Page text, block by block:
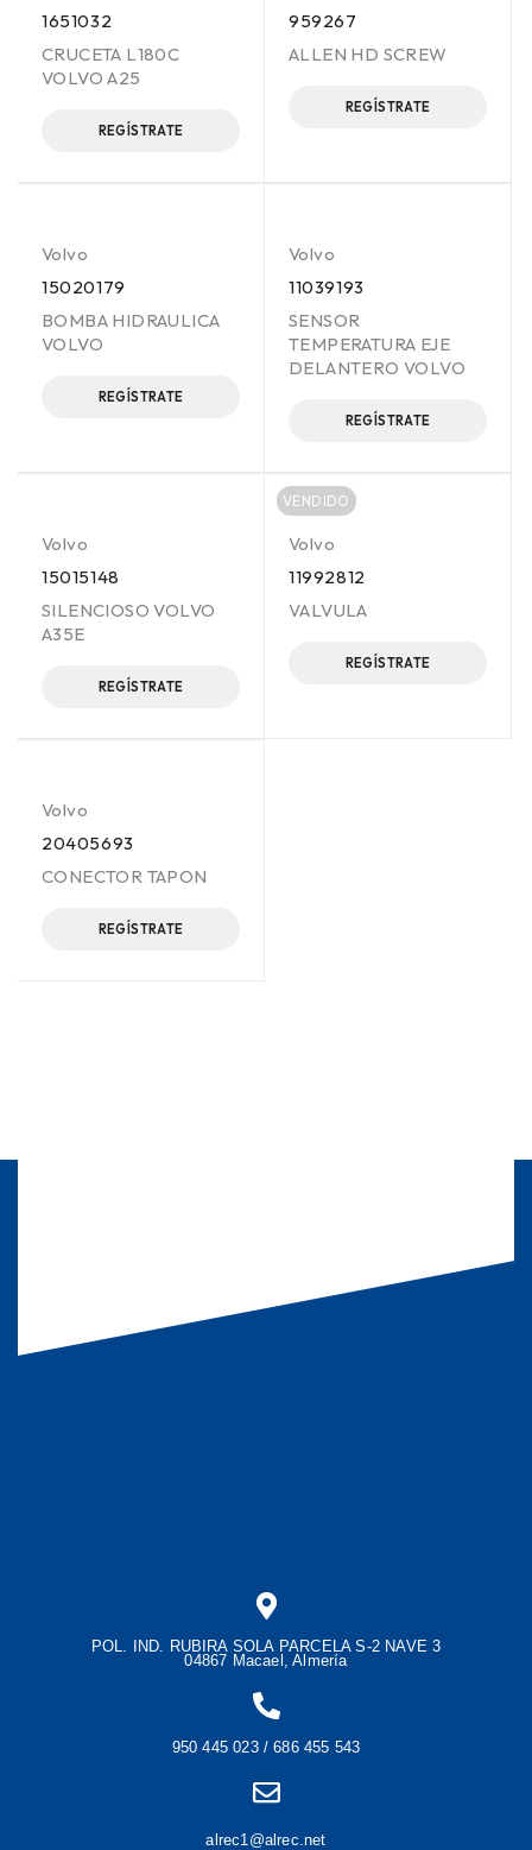
1651032
CRUCETA L180C
VOLVO A25
REGÍSTRATE
959267
ALLEN HD SCREW
REGÍSTRATE
Volvo
15020179
BOMBA HIDRAULICA
VOLVO
REGÍSTRATE
Volvo
11039193
SENSOR
TEMPERATURA EJE
DELANTERO VOLVO
REGÍSTRATE
Volvo
15015148
SILENCIOSO VOLVO
A35E
REGÍSTRATE
VENDIDO
Volvo
11992812
VALVULA
REGÍSTRATE
Volvo
20405693
CONECTOR TAPON
REGÍSTRATE
POL. IND. RUBIRA SOLA PARCELA S-2 NAVE 3
04867 Macael, Almería
950 445 023 / 686 455 543
alrec1@alrec.net